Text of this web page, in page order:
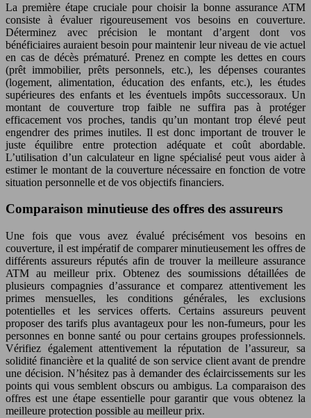
La première étape cruciale pour choisir la bonne assurance ATM
consiste à évaluer rigoureusement vos besoins en couverture.
Déterminez avec précision le montant d’argent dont vos
bénéficiaires auraient besoin pour maintenir leur niveau de vie actuel
en cas de décès prématuré. Prenez en compte les dettes en cours
(prêt immobilier, prêts personnels, etc.), les dépenses courantes
(logement, alimentation, éducation des enfants, etc.), les études
supérieures des enfants et les éventuels impôts successoraux. Un
montant de couverture trop faible ne suffira pas à protéger
efficacement vos proches, tandis qu’un montant trop élevé peut
engendrer des primes inutiles. Il est donc important de trouver le
juste équilibre entre protection adéquate et coût abordable.
L’utilisation d’un calculateur en ligne spécialisé peut vous aider à
estimer le montant de la couverture nécessaire en fonction de votre
situation personnelle et de vos objectifs financiers.
Comparaison minutieuse des offres des assureurs
Une fois que vous avez évalué précisément vos besoins en
couverture, il est impératif de comparer minutieusement les offres de
différents assureurs réputés afin de trouver la meilleure assurance
ATM au meilleur prix. Obtenez des soumissions détaillées de
plusieurs compagnies d’assurance et comparez attentivement les
primes mensuelles, les conditions générales, les exclusions
potentielles et les services offerts. Certains assureurs peuvent
proposer des tarifs plus avantageux pour les non-fumeurs, pour les
personnes en bonne santé ou pour certains groupes professionnels.
Vérifiez également attentivement la réputation de l’assureur, sa
solidité financière et la qualité de son service client avant de prendre
une décision. N’hésitez pas à demander des éclaircissements sur les
points qui vous semblent obscurs ou ambigus. La comparaison des
offres est une étape essentielle pour garantir que vous obtenez la
meilleure protection possible au meilleur prix.